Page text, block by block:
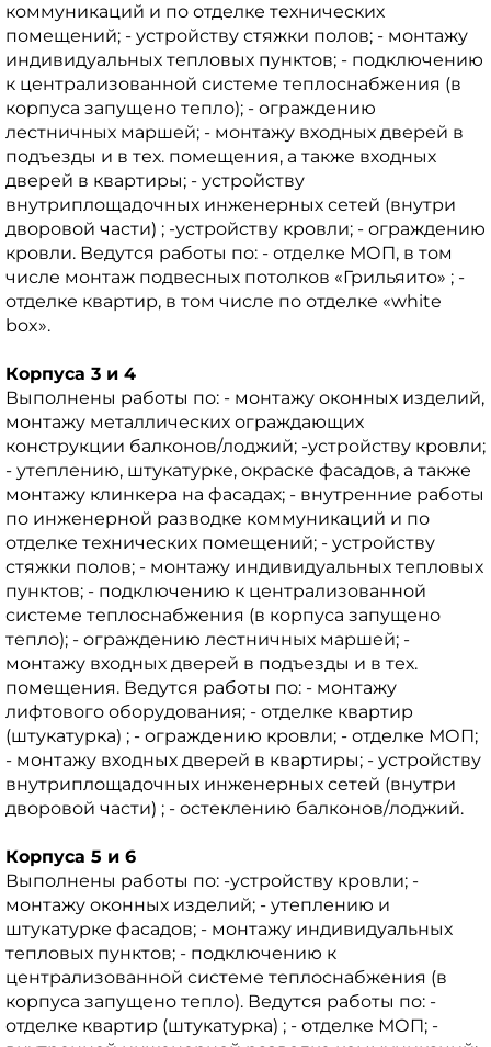
коммуникаций и по отделке технических
помещений; - устройству стяжки полов; - монтажу
индивидуальных тепловых пунктов; - подключению
к централизованной системе теплоснабжения (в
корпуса запущено тепло); - ограждению
лестничных маршей; - монтажу входных дверей в
подъезды и в тех. помещения, а также входных
дверей в квартиры; - устройству
внутриплощадочных инженерных сетей (внутри
дворовой части) ; -устройству кровли; - ограждению
кровли. Ведутся работы по: - отделке МОП, в том
числе монтаж подвесных потолков «Грильяито» ; -
отделке квартир, в том числе по отделке «white
box».
Корпуса 3 и 4
Выполнены работы по: - монтажу оконных изделий,
монтажу металлических ограждающих
конструкции балконов/лоджий; -устройству кровли;
- утеплению, штукатурке, окраске фасадов, а также
монтажу клинкера на фасадах; - внутренние работы
по инженерной разводке коммуникаций и по
отделке технических помещений; - устройству
стяжки полов; - монтажу индивидуальных тепловых
пунктов; - подключению к централизованной
системе теплоснабжения (в корпуса запущено
тепло); - ограждению лестничных маршей; -
монтажу входных дверей в подъезды и в тех.
помещения. Ведутся работы по: - монтажу
лифтового оборудования; - отделке квартир
(штукатурка) ; - ограждению кровли; - отделке МОП;
- монтажу входных дверей в квартиры; - устройству
внутриплощадочных инженерных сетей (внутри
дворовой части) ; - остеклению балконов/лоджий.
Корпуса 5 и 6
Выполнены работы по: -устройству кровли; -
монтажу оконных изделий; - утеплению и
штукатурке фасадов; - монтажу индивидуальных
тепловых пунктов; - подключению к
централизованной системе теплоснабжения (в
корпуса запущено тепло). Ведутся работы по: -
отделке квартир (штукатурка) ; - отделке МОП; -